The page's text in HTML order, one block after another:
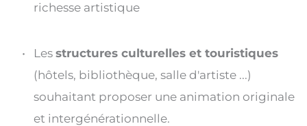
richesse artistique
Les
(hôtels, bibliothèque, salle d'artiste ...)
souhaitant proposer une animation originale
et intergénérationnelle.